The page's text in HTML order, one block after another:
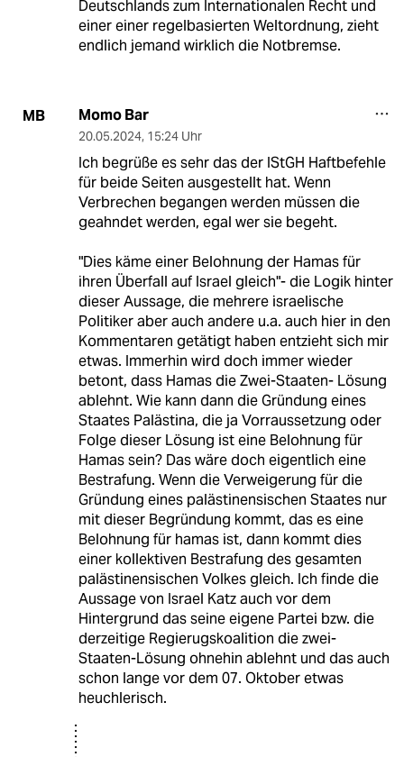
Deutschlands zum Internationalen Recht und
einer einer regelbasierten Weltordnung, zieht
endlich jemand wirklich die Notbremse.
MB Momo Bar
20.05.2024, 15:24 Uhr
Ich begrüße es sehr das der IStGH Haftbefehle
für beide Seiten ausgestellt hat. Wenn
Verbrechen begangen werden müssen die
geahndet werden, egal wer sie begeht.
"Dies käme einer Belohnung der Hamas für
ihren Überfall auf Israel gleich"- die Logik hinter
dieser Aussage, die mehrere israelische
Politiker aber auch andere u.a. auch hier in den
Kommentaren getätigt haben entzieht sich mir
etwas. Immerhin wird doch immer wieder
betont, dass Hamas die Zwei-Staaten- Lösung
ablehnt. Wie kann dann die Gründung eines
Staates Palästina, die ja Vorraussetzung oder
Folge dieser Lösung ist eine Belohnung für
Hamas sein? Das wäre doch eigentlich eine
Bestrafung. Wenn die Verweigerung für die
Gründung eines palästinensischen Staates nur
mit dieser Begründung kommt, das es eine
Belohnung für hamas ist, dann kommt dies
einer kollektiven Bestrafung des gesamten
palästinensischen Volkes gleich. Ich finde die
Aussage von Israel Katz auch vor dem
Hintergrund das seine eigene Partei bzw. die
derzeitige Regierugskoalition die zwei-
Staaten-Lösung ohnehin ablehnt und das auch
schon lange vor dem 07. Oktober etwas
heuchlerisch.